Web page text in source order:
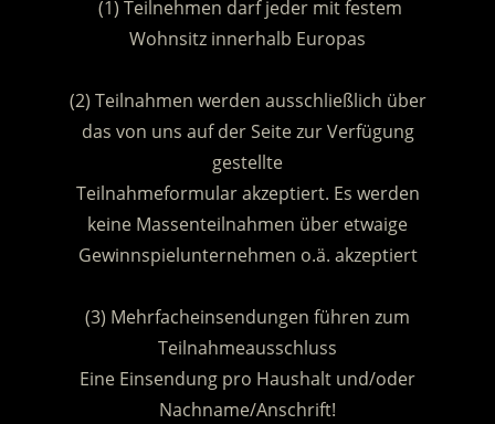
(1) Teilnehmen darf jeder mit festem
Wohnsitz innerhalb Europas
(2) Teilnahmen werden ausschließlich über
das von uns auf der Seite zur Verfügung
gestellte
Teilnahmeformular akzeptiert. Es werden
keine Massenteilnahmen über etwaige
Gewinnspielunternehmen o.ä. akzeptiert
(3) Mehrfacheinsendungen führen zum
Teilnahmeausschluss
Eine Einsendung pro Haushalt und/oder
Nachname/Anschrift!